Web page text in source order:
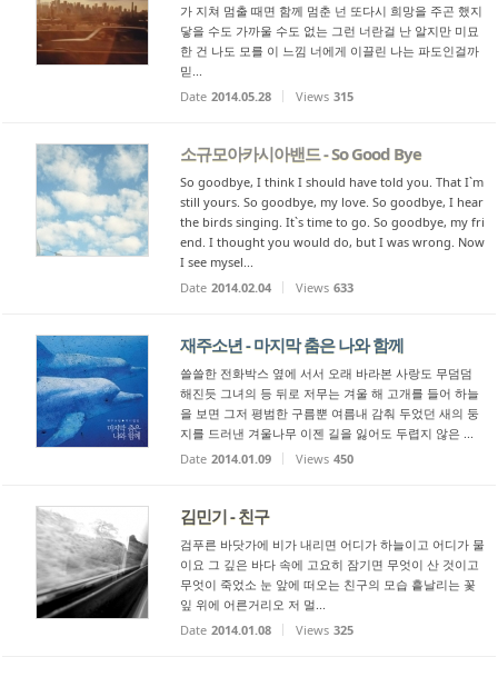
가 지쳐 멈출 때면 함께 멈춘 넌 또다시 희망을 주곤 했지
닿을 수도 가까울 수도 없는 그런 너란걸 난 알지만 미묘
한 건 나도 모를 이 느낌 너에게 이끌린 나는 파도인걸까
믿...
Date 2014.05.28 Views 315
소규모아카시아밴드 - So Good Bye
So goodbye, I think I should have told you. That I`m
still yours. So goodbye, my love. So goodbye, I hear
the birds singing. It`s time to go. So goodbye, my fri
end. I thought you would do, but I was wrong. Now
I see mysel...
Date 2014.02.04 Views 633
재주소년 - 마지막 춤은 나와 함께
쓸쓸한 전화박스 옆에 서서 오래 바라본 사랑도 무덤덤
해진듯 그녀의 등 뒤로 저무는 겨울 해 고개를 들어 하늘
을 보면 그저 평범한 구름뿐 여름내 감춰 두었던 새의 둥
지를 드러낸 겨울나무 이젠 길을 잃어도 두렵지 않은 ...
Date 2014.01.09 Views 450
김민기 - 친구
검푸른 바닷가에 비가 내리면 어디가 하늘이고 어디가 물
이요 그 깊은 바다 속에 고요히 잠기면 무엇이 산 것이고
무엇이 죽었소 눈 앞에 떠오는 친구의 모습 흩날리는 꽃
잎 위에 어른거리오 저 멀...
Date 2014.01.08 Views 325